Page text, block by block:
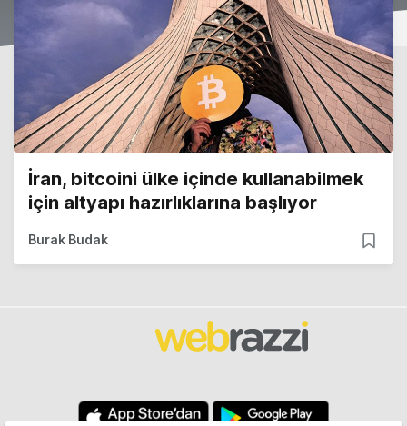
İran, bitcoini ülke içinde kullanabilmek
için altyapı hazırlıklarına başlıyor
Burak Budak